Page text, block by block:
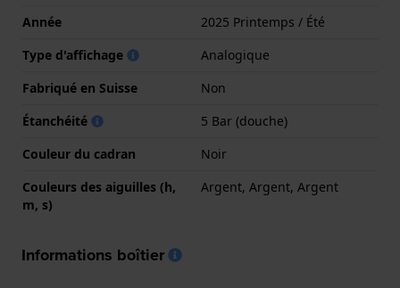
Année
2025 Printemps / Été
Type d'affichage
Analogique
Fabriqué en Suisse
Non
Étanchéité
5 Bar (douche)
Couleur du cadran
Noir
Couleurs des aiguilles (h,
m, s)
Argent, Argent, Argent
Informations boîtier